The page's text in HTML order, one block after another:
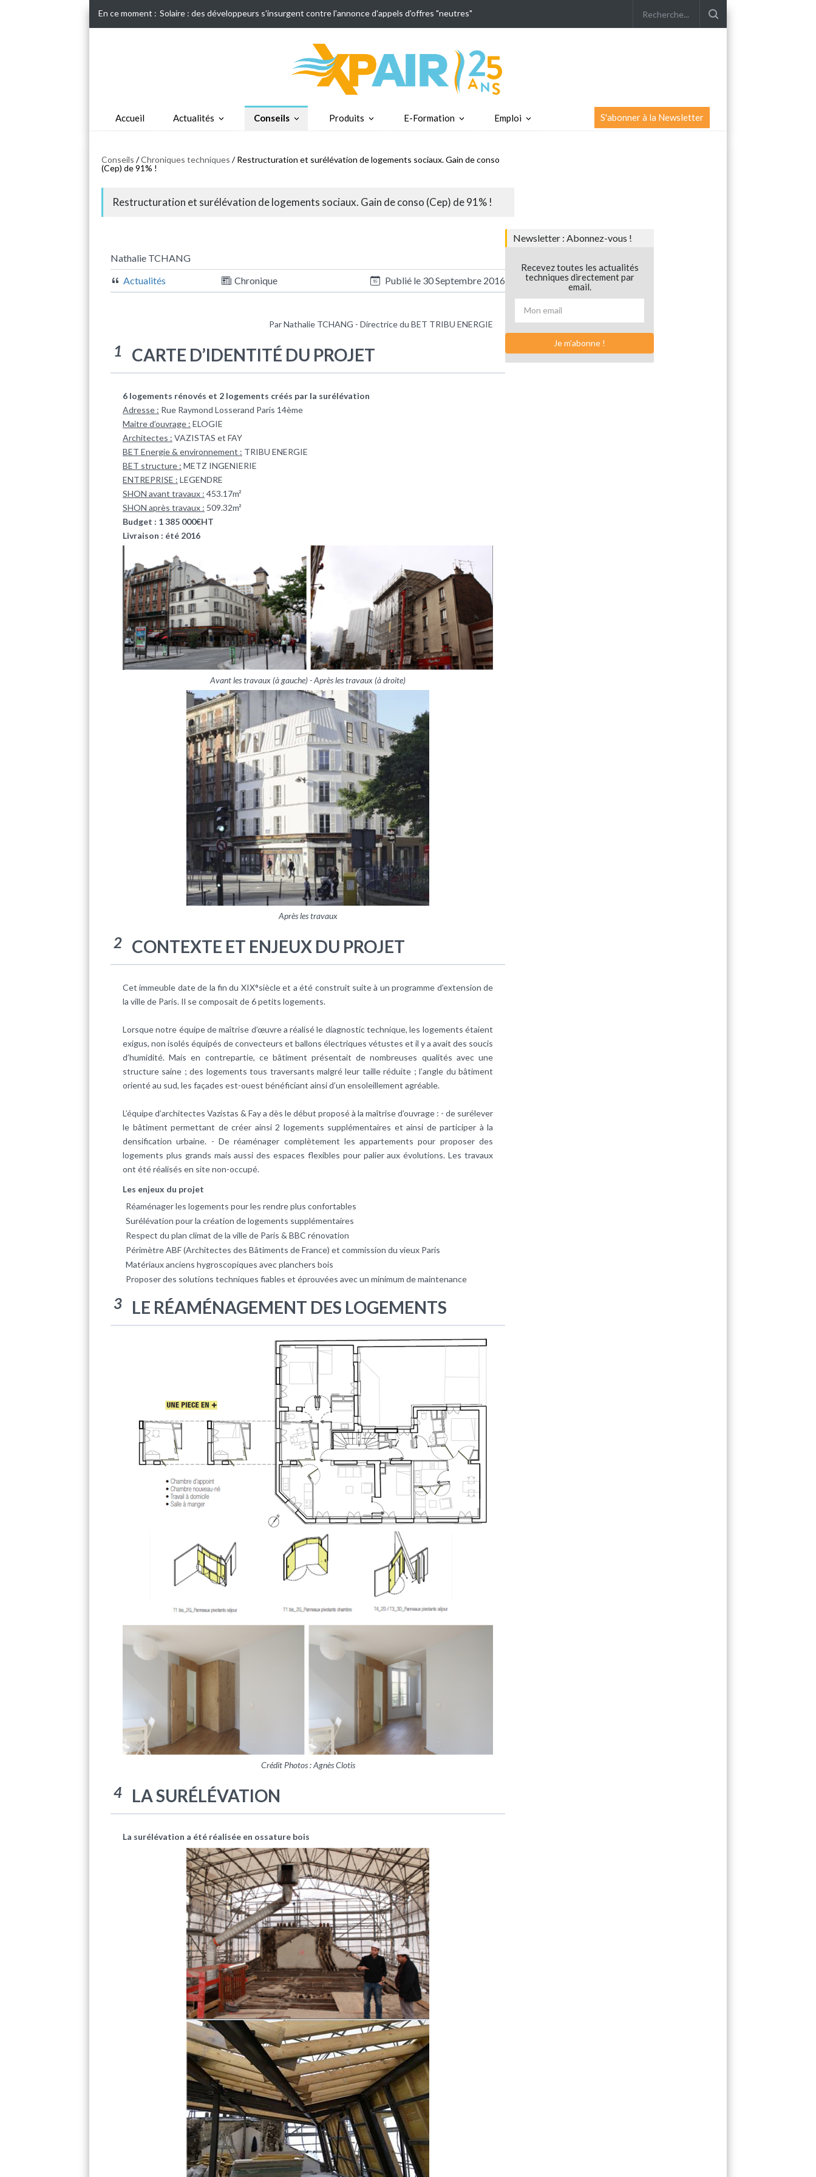
En ce moment : Solaire : des développeurs s'insurgent contre l'annonce d'appels d'offres "neutres"
Accueil Actualités Conseils Produits E-Formation Emploi S'abonner à la Newsletter
Conseils /Chroniques techniques / Restructuration et surélévation de logements sociaux. Gain de conso
(Cep) de 91% !
Restructuration et surélévation de logements sociaux. Gain de conso (Cep) de 91% !
Nathalie TCHANG
Actualités
Chronique Publié le 30 Septembre 2016
Par Nathalie TCHANG - Directrice du BET TRIBU ENERGIE
1 CARTE D’IDENTITÉ DU PROJET
6 logements rénovés et 2 logements créés par la surélévation
Adresse : Rue Raymond Losserand Paris 14ème
Maitre d’ouvrage : ELOGIE
Architectes : VAZISTAS et FAY
BET Energie & environnement : TRIBU ENERGIE
BET structure : METZ INGENIERIE
ENTREPRISE : LEGENDRE
SHON avant travaux : 453.17m²
SHON après travaux : 509.32m²
Budget : 1 385 000€HT
Livraison : été 2016
Avant les travaux (à gauche) - Après les travaux (à droite)
Après les travaux
2 CONTEXTE ET ENJEUX DU PROJET
Cet immeuble date de la fin du XIX°siècle et a été construit suite à un programme d’extension de
la ville de Paris. Il se composait de 6 petits logements.
Lorsque notre équipe de maîtrise d’œuvre a réalisé le diagnostic technique, les logements étaient
exigus, non isolés équipés de convecteurs et ballons électriques vétustes et il y a avait des soucis
d’humidité. Mais en contrepartie, ce bâtiment présentait de nombreuses qualités avec une
structure saine ; des logements tous traversants malgré leur taille réduite ; l’angle du bâtiment
orienté au sud, les façades est-ouest bénéficiant ainsi d’un ensoleillement agréable.
L’équipe d’architectes Vazistas & Fay a dès le début proposé à la maîtrise d’ouvrage : - de surélever
le bâtiment permettant de créer ainsi 2 logements supplémentaires et ainsi de participer à la
densification urbaine. - De réaménager complètement les appartements pour proposer des
logements plus grands mais aussi des espaces flexibles pour palier aux évolutions. Les travaux
ont été réalisés en site non-occupé.
Les enjeux du projet
Réaménager les logements pour les rendre plus confortables
Surélévation pour la création de logements supplémentaires
Respect du plan climat de la ville de Paris & BBC rénovation
Périmètre ABF (Architectes des Bâtiments de France) et commission du vieux Paris
Matériaux anciens hygroscopiques avec planchers bois
Proposer des solutions techniques fiables et éprouvées avec un minimum de maintenance
3 LE RÉAMÉNAGEMENT DES LOGEMENTS
Crédit Photos : Agnès Clotis
4 LA SURÉLÉVATION
La surélévation a été réalisée en ossature bois
Newsletter : Abonnez-vous !
Recevez toutes les actualités
techniques directement par
email.
Je m'abonne !